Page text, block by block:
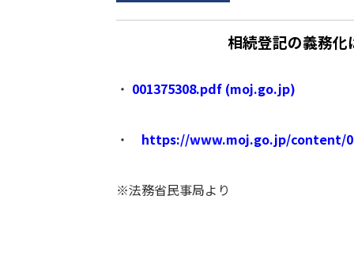
相続登記の義務化
・ 001375308.pdf (moj.go.jp)
・ https://www.moj.go.jp/content/
※法務省民事局より